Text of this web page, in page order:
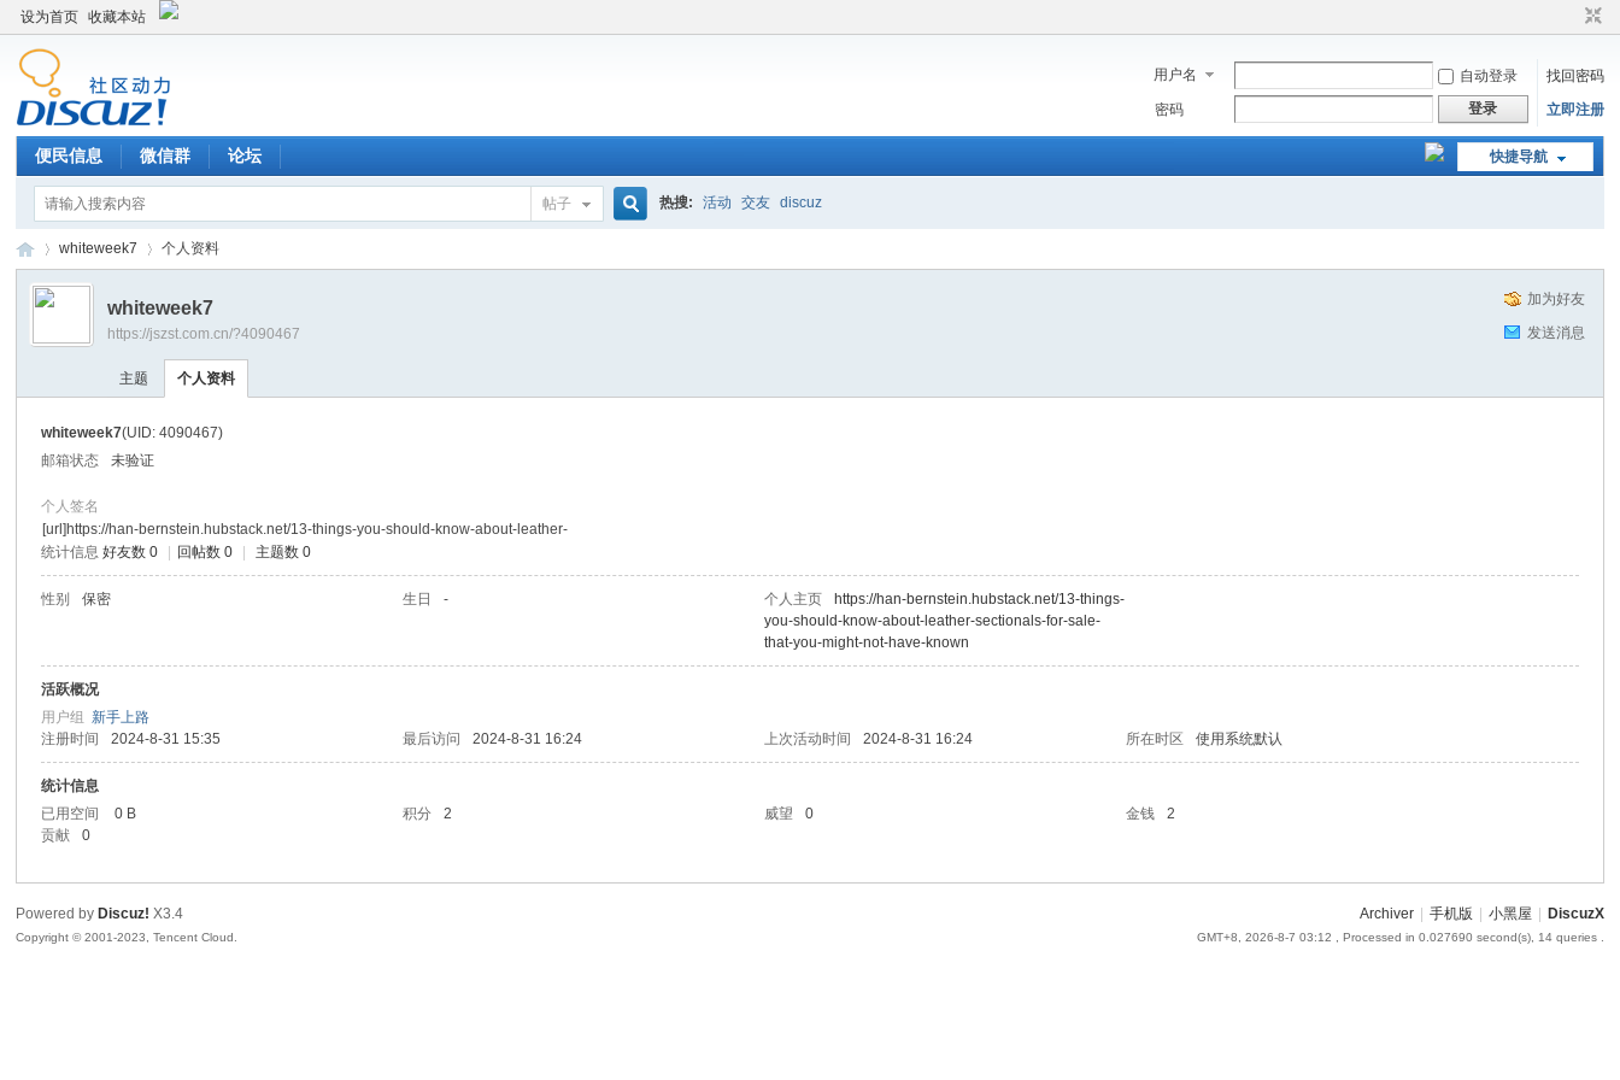
设为首页 收藏本站
用户名 自动登录
找回密码
密码
登录 立即注册
快捷导航
便民信息 微信群 论坛
帖子 热搜: 活动 交友 discuz
›
whiteweek7 个人资料
加为好友
发送消息
whiteweek7
https://jszst.com.cn/?4090467
主题 个人资料
whiteweek7(UID: 4090467)
邮箱状态
未验证
个人签名
[url]https://han-bernstein.hubstack.net/13-things-you-should-know-about-leather-
统计信息 好友数 0 回帖数 0 主题数 0
性别 保密 生日 - 个人主页
https://han-bernstein.hubstack.net/13-things-
you-should-know-about-leather-sectionals-for-sale-
that-you-might-not-have-known
活跃概况
用户组新手上路
注册时间
2024-8-31 15:35 最后访问 2024-8-31 16:24 上次活动时间 2024-8-31 16:24 所在时区 使用系统默认
统计信息
已用空间
0 B 积分 2 威望 0 金钱
2
贡献
0
Archiver 手机版 小黑屋 DiscuzX
GMT+8, 2026-8-7 03:12 , Processed in 0.027690 second(s), 14 queries .
Powered by Discuz! X3.4
Copyright © 2001-2023, Tencent Cloud.